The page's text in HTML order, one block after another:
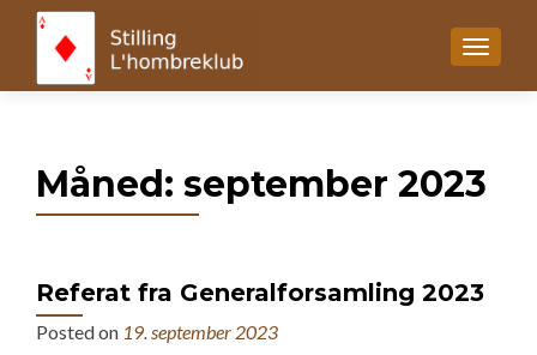
MENU
Måned: september 2023
Referat fra Generalforsamling 2023
Posted on 19. september 2023